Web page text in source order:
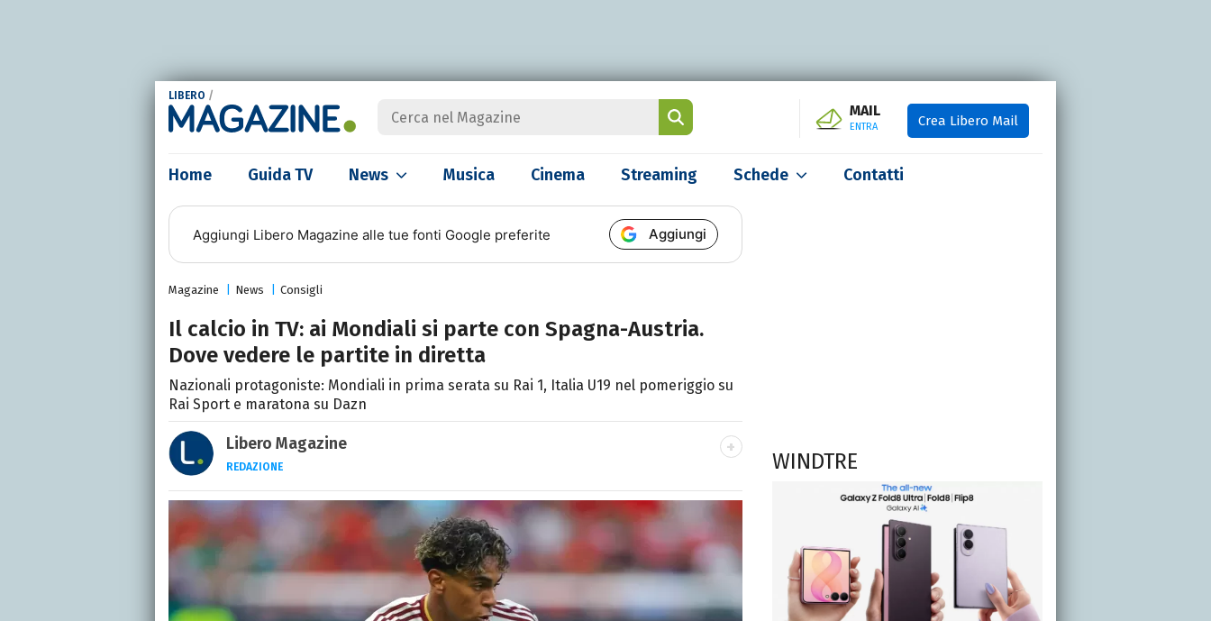
LIBERO /
MAIL
ENTRA Crea Libero Mail
Home Guida TV News Musica Cinema Streaming Schede Contatti
Aggiungi Libero Magazine alle tue fonti Google preferite Aggiungi
Magazine News Consigli
Il calcio in TV: ai Mondiali si parte con Spagna-Austria.
Dove vedere le partite in diretta
Nazionali protagoniste: Mondiali in prima serata su Rai 1, Italia U19 nel pomeriggio su
Rai Sport e maratona su Dazn
Libero Magazine
REDAZIONE
E-MAIL
INSTAGRAM FACEBOOK
Libero Magazine è il canale del portale Libero.it dedicato al mondo
della televisione, dello spettacolo e del gossip.
WINDTRE